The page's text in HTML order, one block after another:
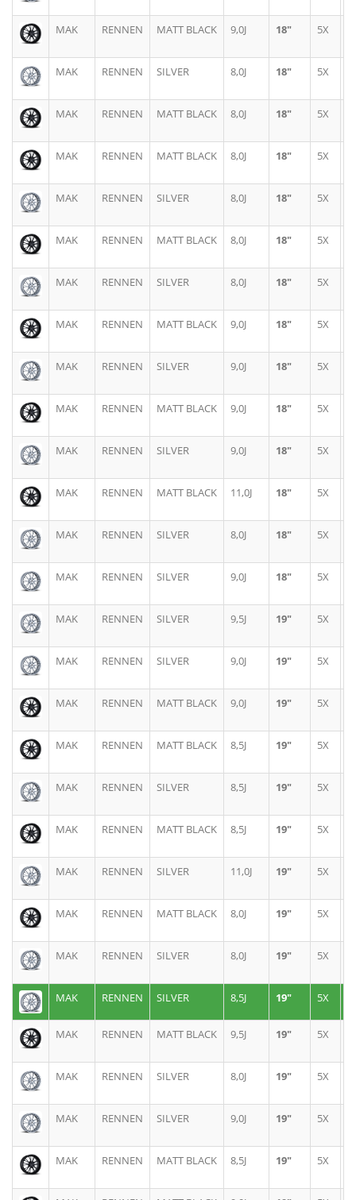
MAK RENNEN MATT BLACK 9,0J 18" 5X
MAK RENNEN SILVER 8,0J 18" 5X
MAK RENNEN MATT BLACK 8,0J 18" 5X
MAK RENNEN MATT BLACK 8,0J 18" 5X
MAK RENNEN SILVER 8,0J 18" 5X
MAK RENNEN MATT BLACK 8,0J 18" 5X
MAK RENNEN SILVER 8,0J 18" 5X
MAK RENNEN MATT BLACK 9,0J 18" 5X
MAK RENNEN SILVER 9,0J 18" 5X
MAK RENNEN MATT BLACK 9,0J 18" 5X
MAK RENNEN SILVER 9,0J 18" 5X
MAK RENNEN MATT BLACK 11,0J 18" 5X
MAK RENNEN SILVER 8,0J 18" 5X
MAK RENNEN SILVER 9,0J 18" 5X
MAK RENNEN SILVER 9,5J 19" 5X
MAK RENNEN SILVER 9,0J 19" 5X
MAK RENNEN MATT BLACK 9,0J 19" 5X
MAK RENNEN MATT BLACK 8,5J 19" 5X
MAK RENNEN SILVER 8,5J 19" 5X
MAK RENNEN MATT BLACK 8,5J 19" 5X
MAK RENNEN SILVER 11,0J 19" 5X
MAK RENNEN MATT BLACK 8,0J 19" 5X
MAK RENNEN SILVER 8,0J 19" 5X
MAK RENNEN SILVER 8,5J 19" 5X
MAK RENNEN MATT BLACK 9,5J 19" 5X
MAK RENNEN SILVER 8,0J 19" 5X
MAK RENNEN SILVER 9,0J 19" 5X
MAK RENNEN MATT BLACK 8,5J 19" 5X